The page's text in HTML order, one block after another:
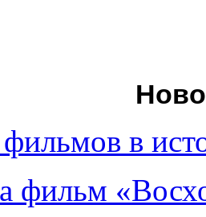
в
фильм